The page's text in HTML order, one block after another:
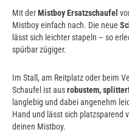
Mit derMistboy Ersatzschaufel
Mistboy einfach nach. Die neue
lässt sich leichter stapeln – so
spürbar zügiger.
Im Stall, am Reitplatz oder beim
Schaufel ist ausrobustem,
langlebig und dabei angenehm
Hand und lässt sich platzsparend
deinen Mistboy.